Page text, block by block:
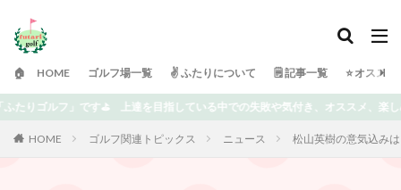
🏠 HOME ゴルフ場一覧 ✌️ ふたりについて 🗒 記事一覧 ⭐️ オスス
中での失敗や気付き、オススメ、楽しめる情報を書いていきます⭐️ どうぞよ
HOME ゴルフ関連トピックス ニュース 松山英樹の意気込み